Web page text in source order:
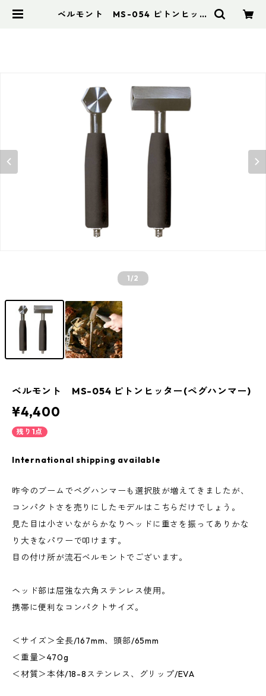
ベルモント MS-054 ピトンヒッタ
1/2
ベルモント MS-054 ピトンヒッター(ペグハンマー)
¥4,400
残り1点
International shipping available
昨今のブームでペグハンマーも選択肢が増えてきましたが、
コンパクトさを売りにしたモデルはこちらだけでしょう。
見た目は小さいながらかなりヘッドに重さを振ってありかな
り大きなパワーで叩けます。
目の付け所が流石ベルモントでございます。
ヘッド部は屈強な六角ステンレス使用。
携帯に便利なコンパクトサイズ。
＜サイズ＞全長/167mm、頭部/65mm
＜重量＞470g
＜材質＞本体/18-8ステンレス、グリップ/EVA